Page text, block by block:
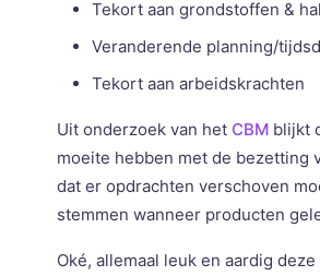
Tekort aan grondstoffen &
Veranderende planning/
Tekort aan arbeidskrachten
Uit onderzoek van het CBM blijkt
moeite hebben met de bezetting
dat er opdrachten verschoven
stemmen wanneer producten
Oké, allemaal leuk en aardig